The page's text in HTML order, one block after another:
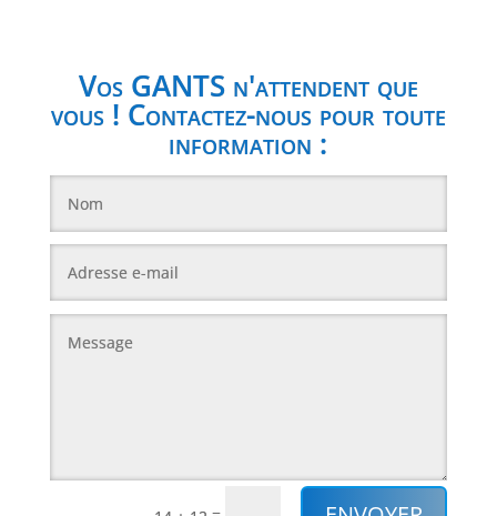
Vos GANTS n'attendent que
vous ! Contactez-nous pour toute
information :